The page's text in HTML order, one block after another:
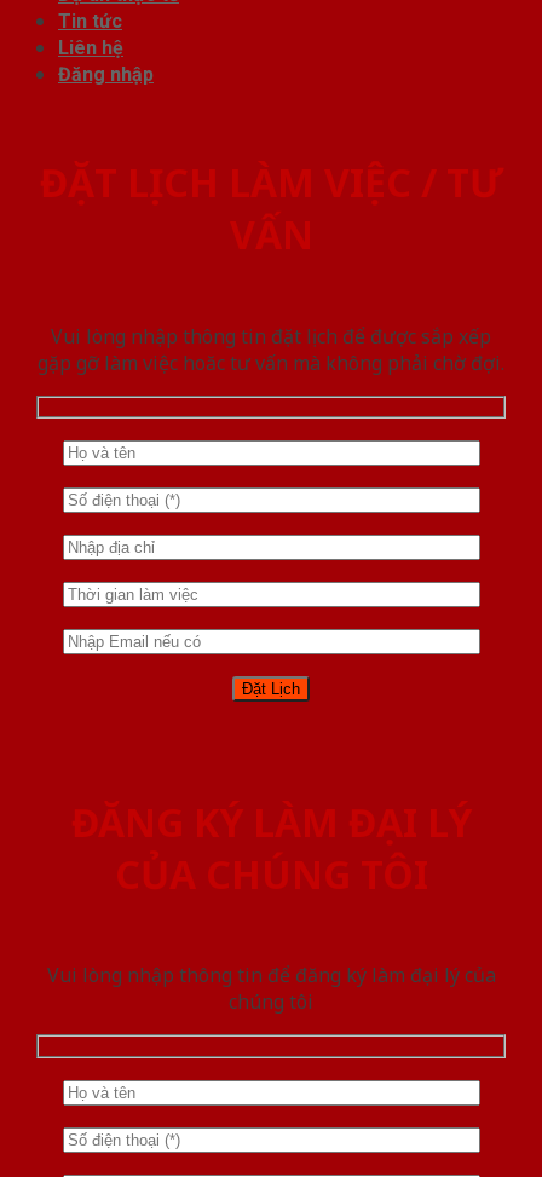
Tin tức
Liên hệ
Đăng nhập
ĐẶT LỊCH LÀM VIỆC / TƯ
VẤN
Vui lòng nhập thông tin đặt lịch để được sắp xếp
gặp gỡ làm việc hoăc tư vấn mà không phải chờ đợi.
ĐĂNG KÝ LÀM ĐẠI LÝ
CỦA CHÚNG TÔI
Vui lòng nhập thông tin để đăng ký làm đại lý của
chúng tôi